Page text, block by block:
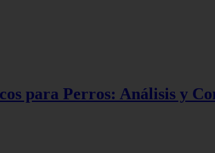
para Perros: Análisis y